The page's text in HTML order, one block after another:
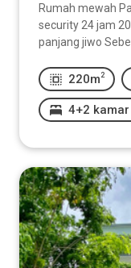
Rumah mewah
security 24 jam
panjang jiwo
220m 2
4+2